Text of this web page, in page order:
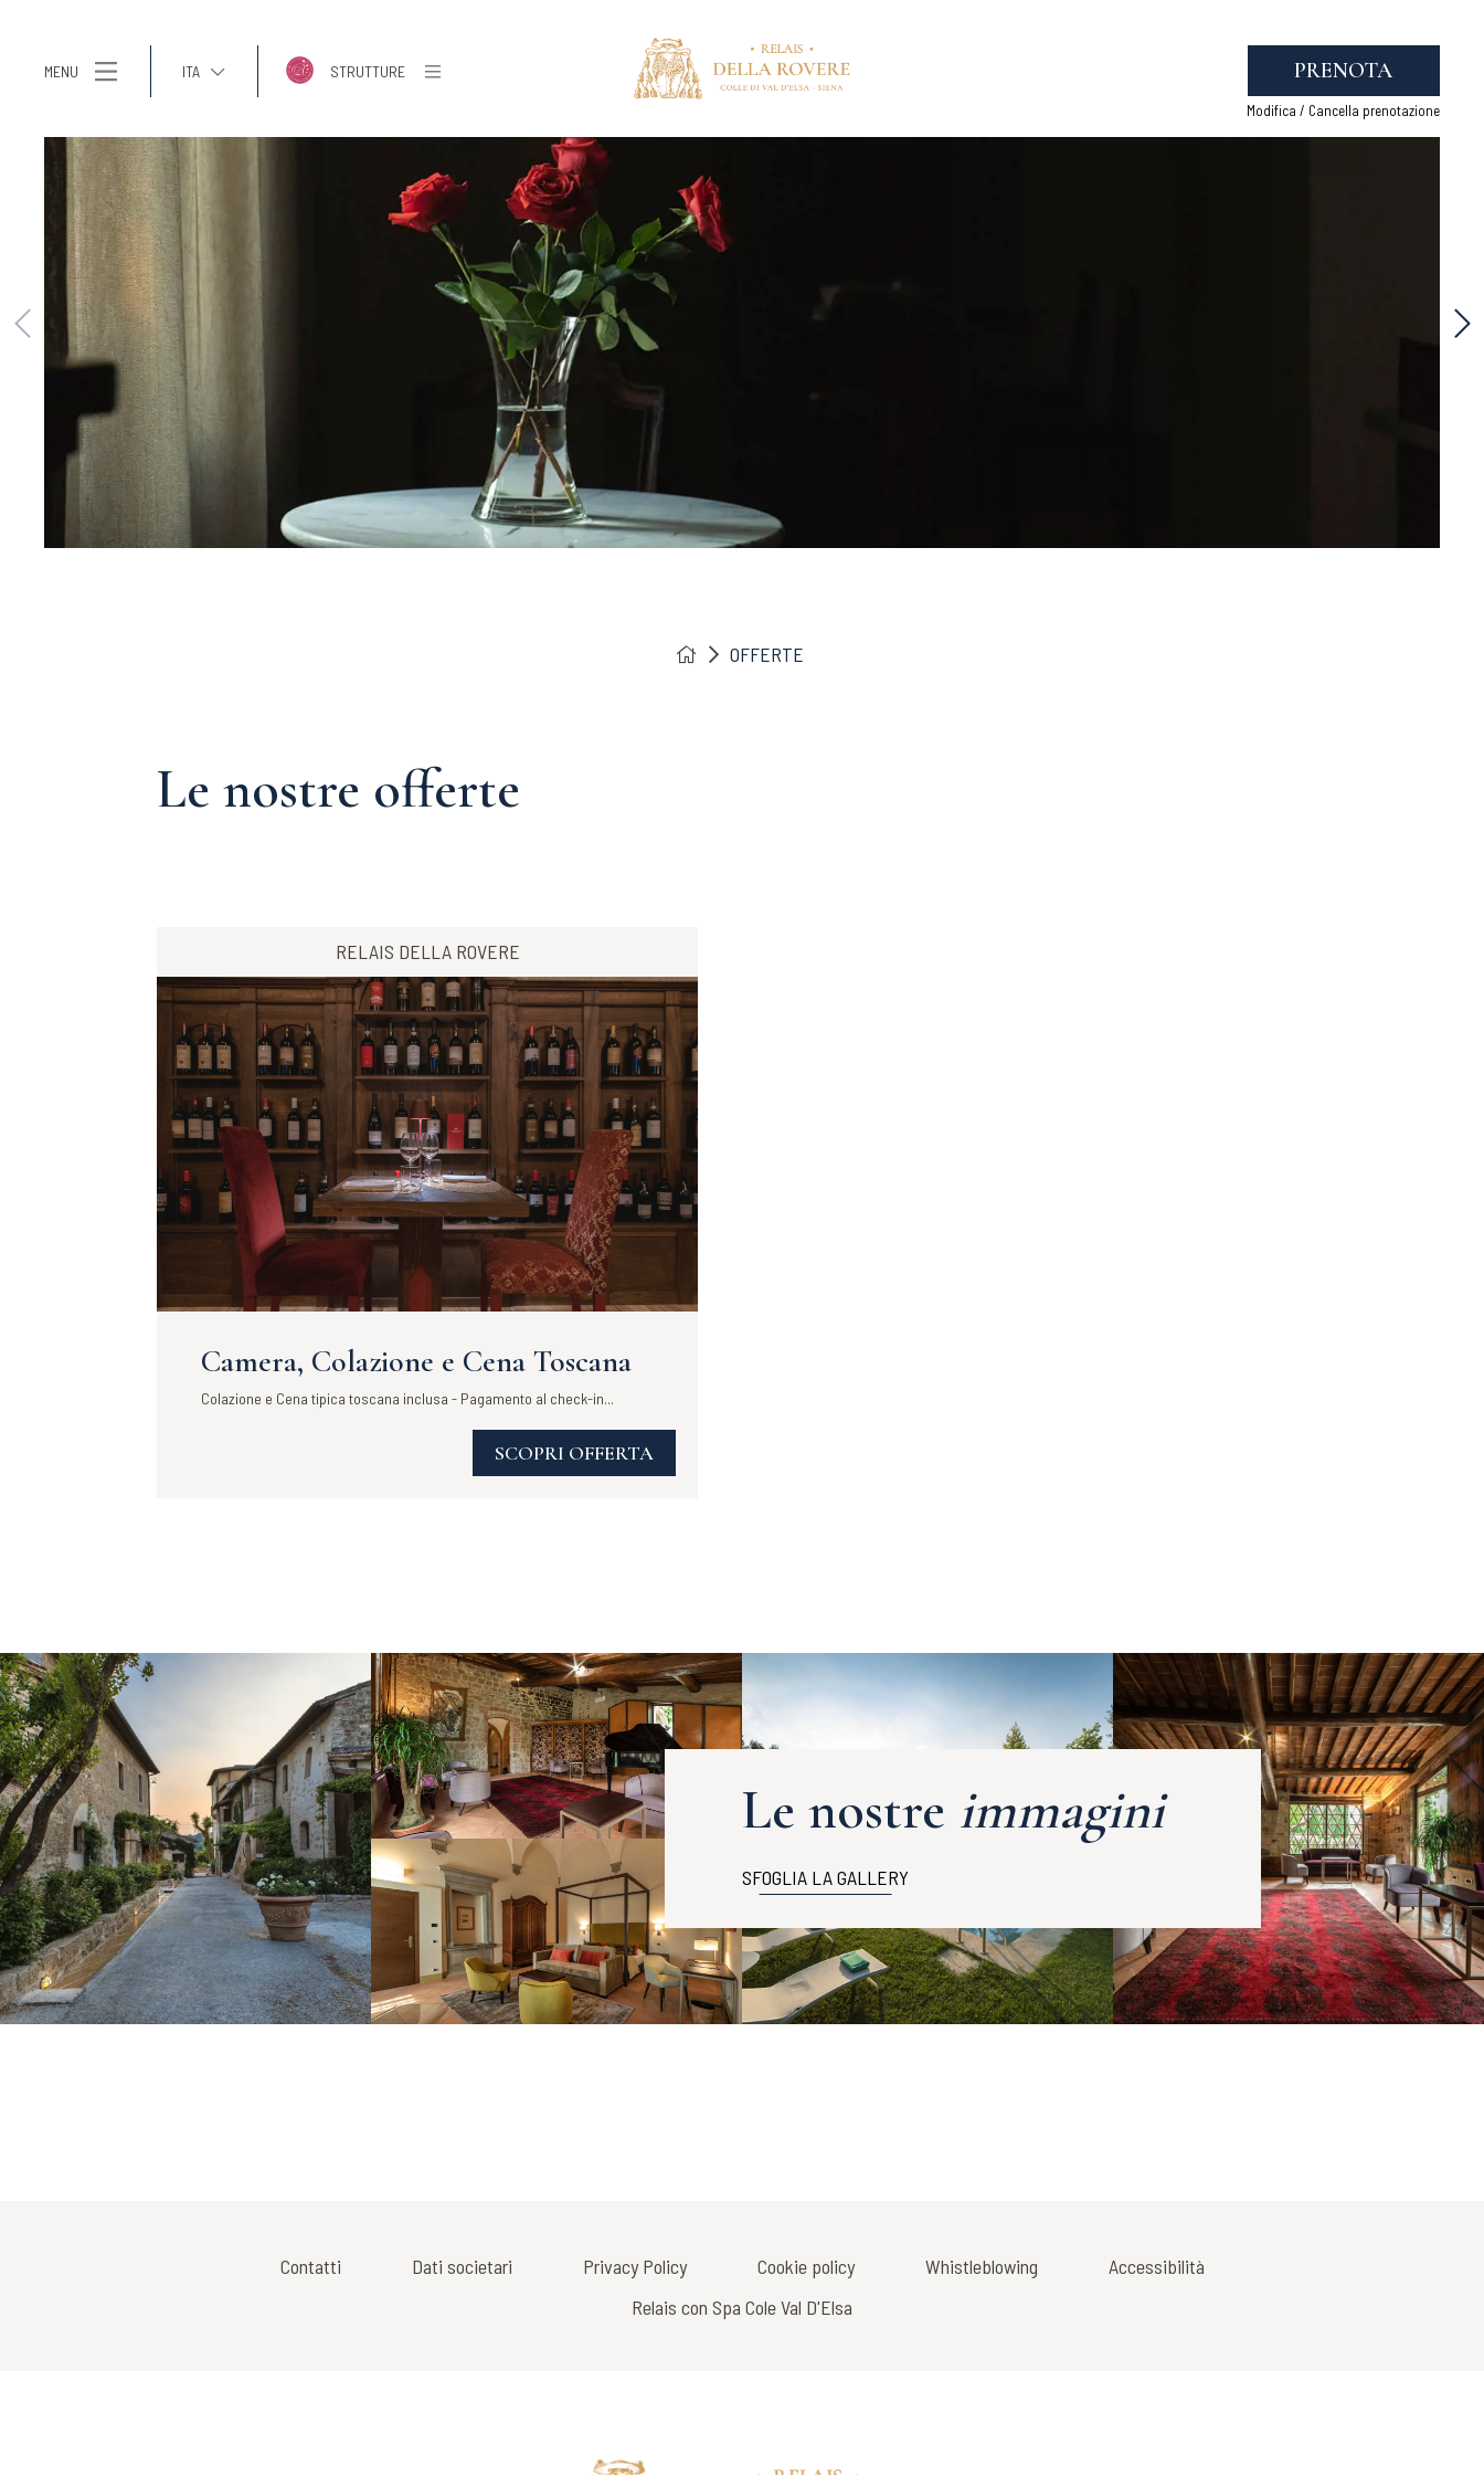
MENU
ITA
STRUTTURE PRENOTA
Modifica / Cancella prenotazione
OFFERTE
Le nostre offerte
RELAIS DELLA ROVERE
Camera, Colazione e Cena Toscana
Colazione e Cena tipica toscana inclusa - Pagamento al check-in...
SCOPRI OFFERTA
Le nostre immagini
SFOGLIA LA GALLERY
Contatti Dati societari Privacy Policy Cookie policy Whistleblowing
Accessibilità
Relais con Spa Cole Val D'Elsa